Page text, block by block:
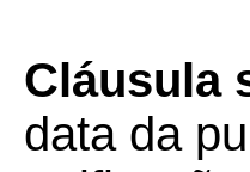
Cláusula
data da